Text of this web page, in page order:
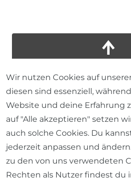
Wir nutzen Cookies auf
diesen sind essenziell,
Website und deine Erfahrung
auf "Alle akzeptieren" setzen
auch solche Cookies. Du
jederzeit anpassen und
zu den von uns verwendeten
Rechten als Nutzer findest du